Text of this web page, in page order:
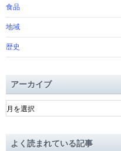
食品
地域
歴史
アーカイブ
ア
ー
ブよく読まれている記事